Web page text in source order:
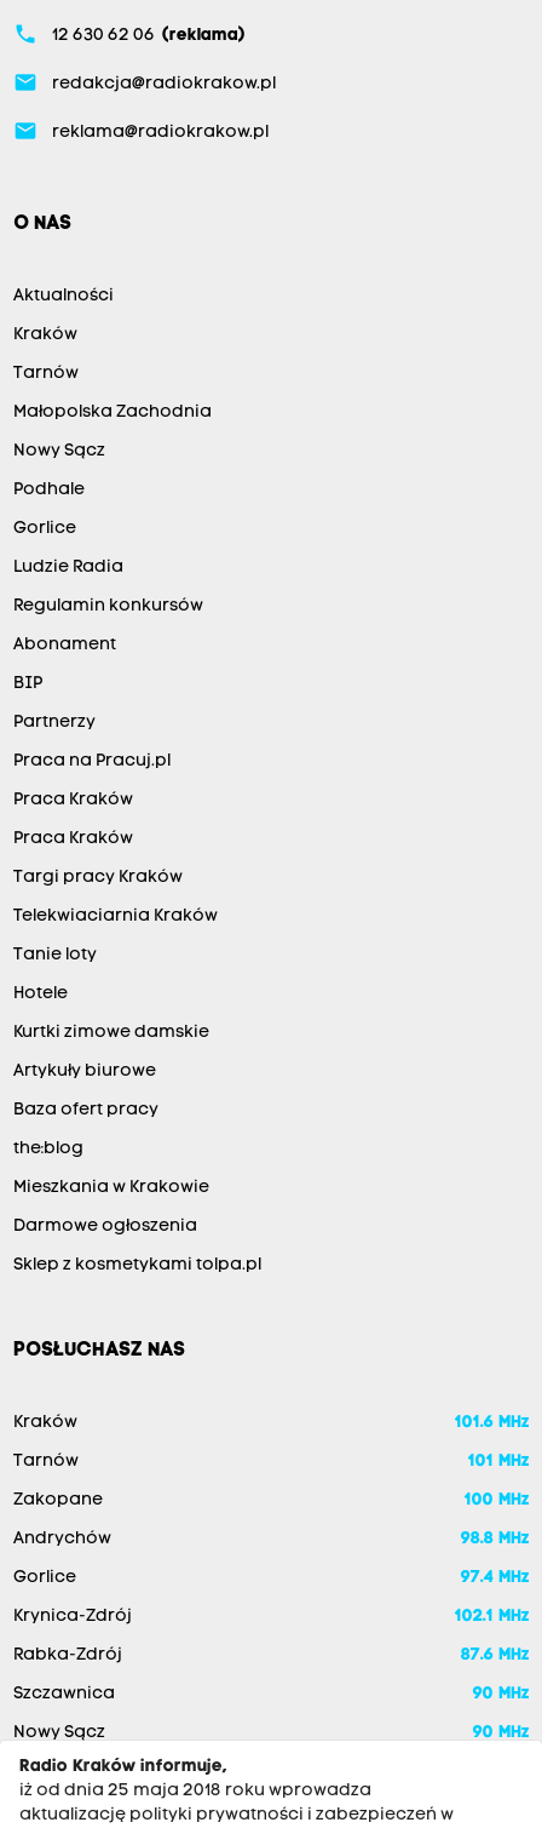
phone 12 630 62 06 (reklama)
email redakcja@radiokrakow.pl
email reklama@radiokrakow.pl
O NAS
Aktualności
Kraków
Tarnów
Małopolska Zachodnia
Nowy Sącz
Podhale
Gorlice
Ludzie Radia
Regulamin konkursów
Abonament
BIP
Partnerzy
Praca na Pracuj.pl
Praca Kraków
Praca Kraków
Targi pracy Kraków
Telekwiaciarnia Kraków
Tanie loty
Hotele
Kurtki zimowe damskie
Artykuły biurowe
Baza ofert pracy
the:blog
Mieszkania w Krakowie
Darmowe ogłoszenia
Sklep z kosmetykami tolpa.pl
POSŁUCHASZ NAS
Kraków 101.6 MHz
Tarnów 101 MHz
Zakopane 100 MHz
Andrychów 98.8 MHz
Gorlice 97.4 MHz
Krynica-Zdrój 102.1 MHz
Rabka-Zdrój 87.6 MHz
Szczawnica 90 MHz
Nowy Sącz
90 MHz
Radio Kraków informuje,
iż od dnia 25 maja 2018 roku wprowadza
aktualizację polityki prywatności i zabezpieczeń w